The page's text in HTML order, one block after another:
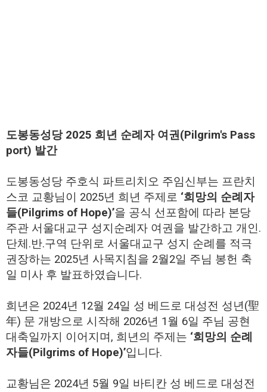
도봉동성당 2025 희년 순례자 여권(Pilgrim's Pass
port) 발간
도봉동성당 주호식 파트리치오 주임신부는 프란치
스코 교황님이 2025년 희년 주제로 ‘희망의 순례자
들(Pilgrims of Hope)’을 공식 선포함에 따라 본당
주관 서울대교구 성지순례자 여권을 발간하고 개인.
단체.반.구역 단위로 서울대교구 성지 순례를 적극
권장하는 2025년 사목지침을 2월2일 주님 봉헌 축
일 미사 후 발표하였습니다.
희년은 2024년 12월 24일 성 베드로 대성전 성년(聖
年) 문 개방으로 시작해 2026년 1월 6일 주님 공현
대축일까지 이어지며, 희년의 주제는 ‘희망의 순례
자들(Pilgrims of Hope)’입니다.
교황님은 2024년 5월 9일 바티칸 성 베드로 대성전